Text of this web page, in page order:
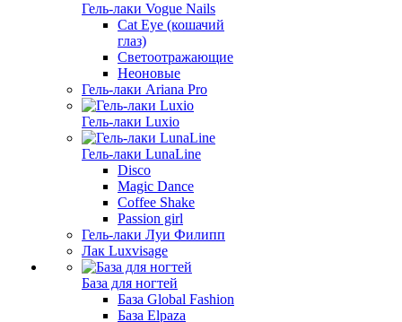
Гель-лаки Vogue Nails
Cat Eye (кошачий
глаз)
Светоотражающие
Неоновые
Гель-лаки Ariana Pro
Гель-лаки Luxio
Гель-лаки LunaLine
Disco
Magic Dance
Coffee Shake
Passion girl
Гель-лаки Луи Филипп
Лак Luxvisage
База для ногтей
База Global Fashion
База Elpaza